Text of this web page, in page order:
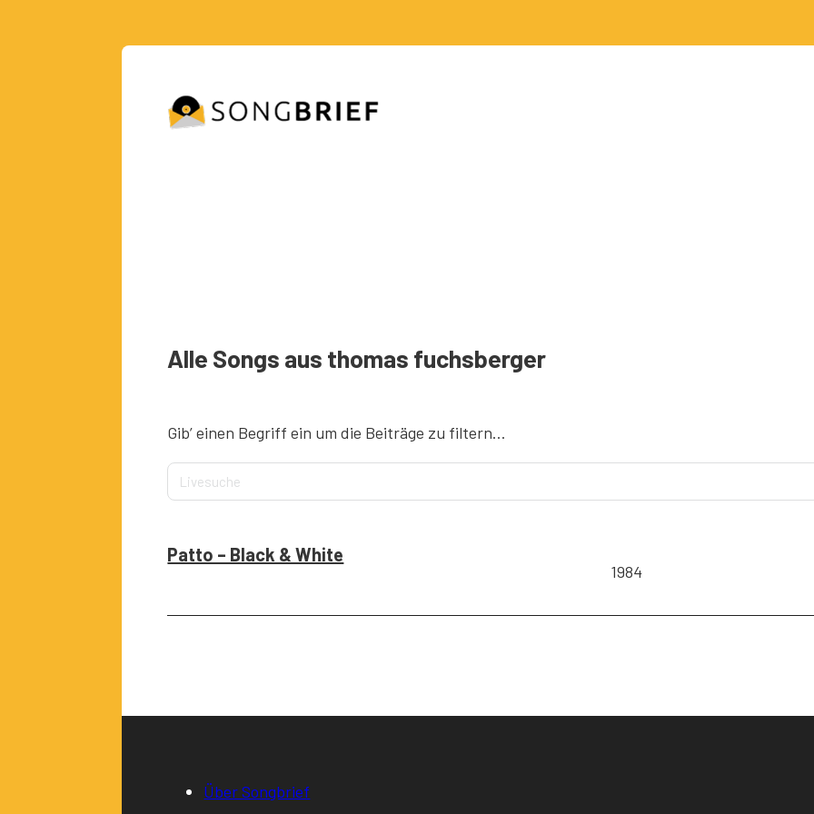
Alle Songs aus thomas fuchsberger
Gib’ einen Begriff ein um die Beiträge zu filtern…
Patto – Black & White
1984
Über Songbrief